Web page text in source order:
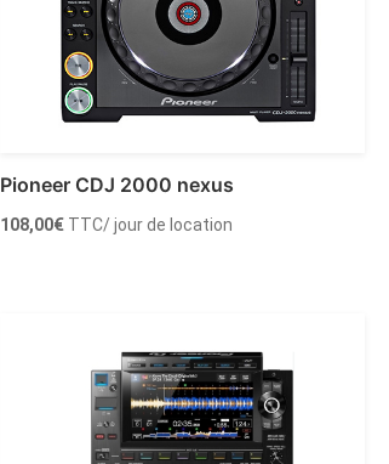
Pioneer CDJ 2000 nexus
108,00€ TTC/ jour de location